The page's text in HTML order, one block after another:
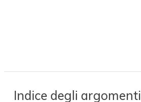
Indice degli argomenti